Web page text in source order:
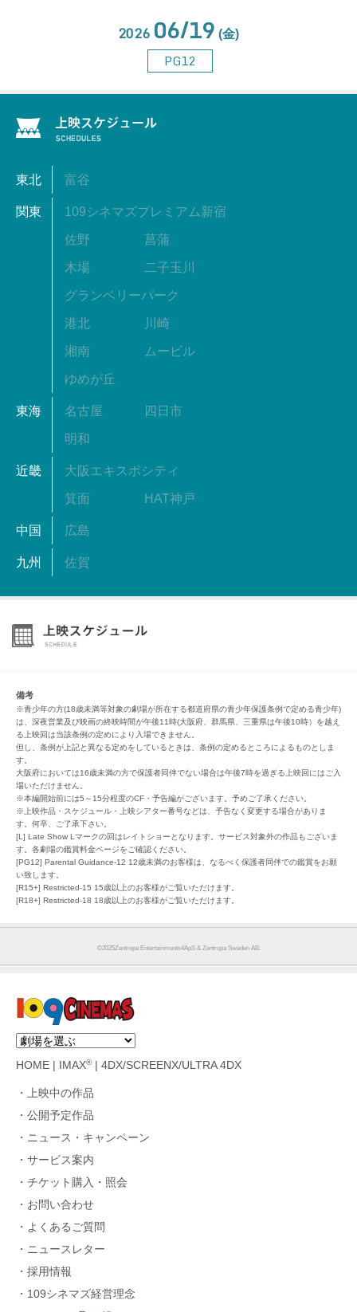
2026 06/19 (金)
PG12
東北 富谷
関東 109シネマズプレミアム新宿
佐野 菖蒲
木場 二子玉川
グランベリーパーク
港北 川崎
湘南 ムービル
ゆめが丘
東海 名古屋 四日市
明和
近畿 大阪エキスポシティ
箕面 HAT神戸
中国 広島
九州 佐賀
備考
※青少年の方(18歳未満等対象の劇場が所在する都道府県の青少年保護条例で定める青少年)
は、深夜営業及び映画の終映時間が午後11時(大阪府、群馬県、三重県は午後10時）を越え
る上映回は当該条例の定めにより入場できません。
但し、条例が上記と異なる定めをしているときは、条例の定めるところによるものとしま
す。
大阪府においては16歳未満の方で保護者同伴でない場合は午後7時を過ぎる上映回にはご入
場いただけません。
※本編開始前には5～15分程度のCF・予告編がございます。予めご了承ください。
※上映作品・スケジュール・上映シアター番号などは、予告なく変更する場合がありま
す。何卒、ご了承下さい。
[L] Late Show Lマークの回はレイトショーとなります。サービス対象外の作品もございま
す。各劇場の鑑賞料金ページをご確認ください。
[PG12] Parental Guidance-12 12歳未満のお客様は、なるべく保護者同伴での鑑賞をお願
い致します。
[R15+] Restricted-15 15歳以上のお客様がご覧いただけます。
[R18+] Restricted-18 18歳以上のお客様がご覧いただけます。
©︎2025Zentropa Entertainments4ApS & Zentropa Sweden AB.
HOME IMAX®| 4DX/SCREENX/ULTRA 4DX
上映中の作品
公開予定作品
ニュース・キャンペーン
サービス案内
チケット購入・照会
お問い合わせ
よくあるご質問
ニュースレター
採用情報
109シネマズ経営理念